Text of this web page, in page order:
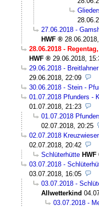
27.06.2018 -
HWF
28.06.2018 -
HWF
29.06.2018,
29.06.2018 -
29.06.2018, 22:09
30.06.2018 - Stein -
01.07.2018 Pfunders -
01.07.2018, 21:23
01.07.2018
02.07.2018, 20:25
02.07.2018
02.07.2018, 20:42
Schlüterhütte HWF
03.07.2018 -
03.07.2018, 16:05
03.07.2018 -
Allwetterkind
03.07.2018 -